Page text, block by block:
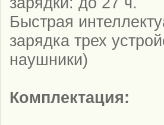
Быстрая
зарядка трех
наушники)
Комплектация: